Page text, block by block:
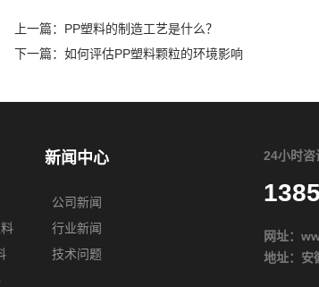
上一篇： PP塑料的制造工艺是什么？
下一篇： 如何评估PP塑料颗粒的环境影响
新闻中心
公司新闻
行业新闻
技术问题
24小时咨
网址：
地址：安